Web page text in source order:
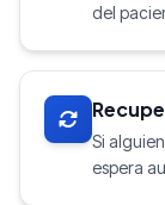
del
Si
espera